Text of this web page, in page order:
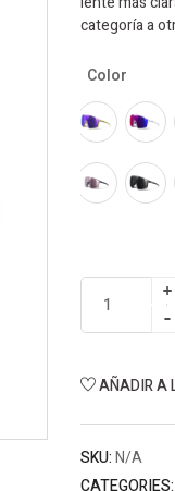
categoría a
Color
AÑADIR A
SKU:N/A
CATEGORIES: